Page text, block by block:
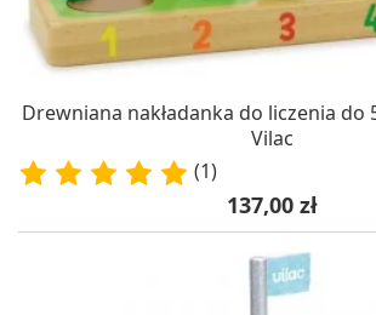
Drewniana nakładanka do liczenia do
Vilac
(1)
Cena
137,00 zł